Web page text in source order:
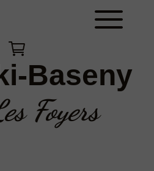
Baseny
Foyers